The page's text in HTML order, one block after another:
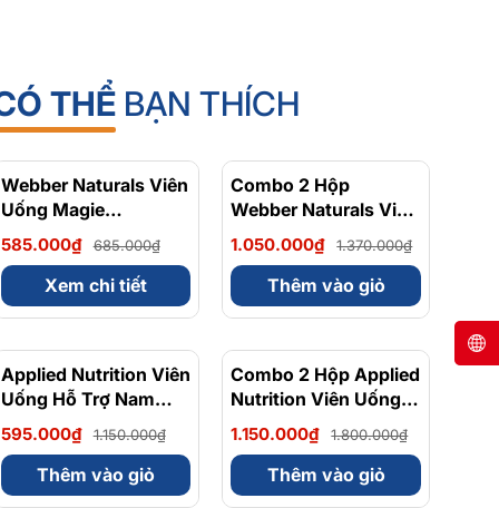
THỂBẠN THÍCH
- 15%
Webber Naturals Viên
Uống Magie
Magnesium
Bisglycinate 200mg -
Chính Ngạch Canada,
Xuất VAT
585.000₫ 685.000₫
Xem chi tiết
Combo 2 Hộp
Webber Naturals Viên
Uống Magie Dễ Dàng
Hấp Làm Dịu Nhẹ Cho
Hệ Tiêu Hóa
Magnesium
Hộp 120 Viên
1.050.000₫ 1.370.000₫
Thêm vào giỏ
- 48%
Applied Nutrition Viên
Uống Hỗ Trợ Nam
Giới 120 viên - Chính
Ngạch Anh Quốc, Bán
Chạy
595.000₫ 1.150.000₫
Thêm vào giỏ
- 36%
Combo 2 Hộp Applied
Nutrition Viên Uống
Hỗ Trợ Nam Giới 120
viên
1.150.000₫ 1.800.000₫
Thêm vào giỏ